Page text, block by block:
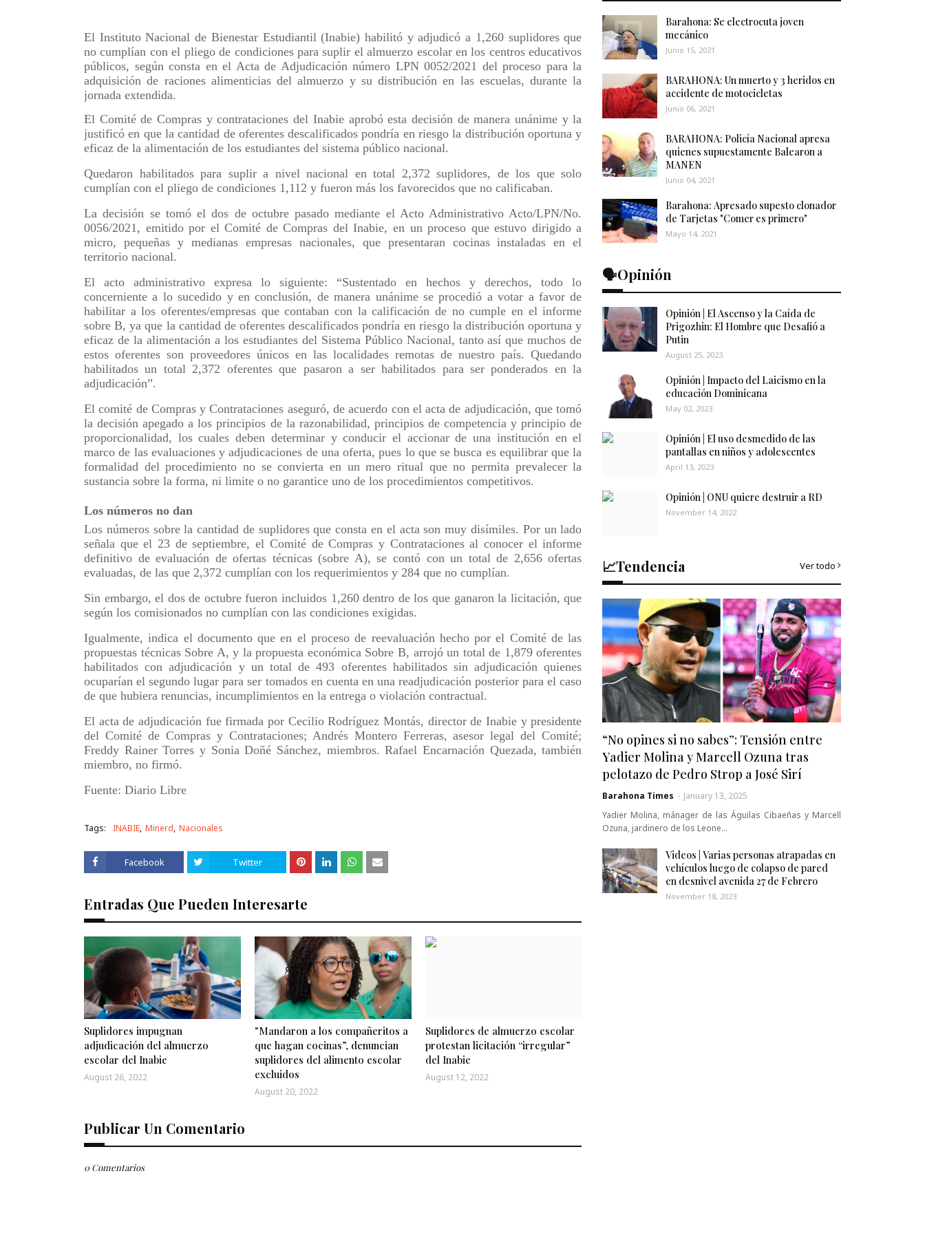
El Instituto Nacional de Bienestar Estudiantil (Inabie) habilitó y adjudicó a 1,260 suplidores que
no cumplían con el pliego de condiciones para suplir el almuerzo escolar en los centros educativos
públicos, según consta en el Acta de Adjudicación número LPN 0052/2021 del proceso para la
adquisición de raciones alimenticias del almuerzo y su distribución en las escuelas, durante la
jornada extendida.
El Comité de Compras y contrataciones del Inabie aprobó esta decisión de manera unánime y la
justificó en que la cantidad de oferentes descalificados pondría en riesgo la distribución oportuna y
eficaz de la alimentación de los estudiantes del sistema público nacional.
Quedaron habilitados para suplir a nivel nacional en total 2,372 suplidores, de los que solo
cumplían con el pliego de condiciones 1,112 y fueron más los favorecidos que no calificaban.
La decisión se tomó el dos de octubre pasado mediante el Acto Administrativo Acto/LPN/No.
0056/2021, emitido por el Comité de Compras del Inabie, en un proceso que estuvo dirigido a
micro, pequeñas y medianas empresas nacionales, que presentaran cocinas instaladas en el
territorio nacional.
El acto administrativo expresa lo siguiente: “Sustentado en hechos y derechos, todo lo
concerniente a lo sucedido y en conclusión, de manera unánime se procedió a votar a favor de
habilitar a los oferentes/empresas que contaban con la calificación de no cumple en el informe
sobre B, ya que la cantidad de oferentes descalificados pondría en riesgo la distribución oportuna y
eficaz de la alimentación a los estudiantes del Sistema Público Nacional, tanto así que muchos de
estos oferentes son proveedores únicos en las localidades remotas de nuestro país. Quedando
habilitados un total 2,372 oferentes que pasaron a ser habilitados para ser ponderados en la
adjudicación”.
El comité de Compras y Contrataciones aseguró, de acuerdo con el acta de adjudicación, que tomó
la decisión apegado a los principios de la razonabilidad, principios de competencia y principio de
proporcionalidad, los cuales deben determinar y conducir el accionar de una institución en el
marco de las evaluaciones y adjudicaciones de una oferta, pues lo que se busca es equilibrar que la
formalidad del procedimiento no se convierta en un mero ritual que no permita prevalecer la
sustancia sobre la forma, ni limite o no garantice uno de los procedimientos competitivos.
Los números no dan
Los números sobre la cantidad de suplidores que consta en el acta son muy disímiles. Por un lado
señala que el 23 de septiembre, el Comité de Compras y Contrataciones al conocer el informe
definitivo de evaluación de ofertas técnicas (sobre A), se contó con un total de 2,656 ofertas
evaluadas, de las que 2,372 cumplían con los requerimientos y 284 que no cumplían.
Sin embargo, el dos de octubre fueron incluidos 1,260 dentro de los que ganaron la licitación, que
según los comisionados no cumplían con las condiciones exigidas.
Igualmente, indica el documento que en el proceso de reevaluación hecho por el Comité de las
propuestas técnicas Sobre A, y la propuesta económica Sobre B, arrojó un total de 1,879 oferentes
habilitados con adjudicación y un total de 493 oferentes habilitados sin adjudicación quienes
ocuparían el segundo lugar para ser tomados en cuenta en una readjudicación posterior para el caso
de que hubiera renuncias, incumplimientos en la entrega o violación contractual.
El acta de adjudicación fue firmada por Cecilio Rodríguez Montás, director de Inabie y presidente
del Comité de Compras y Contrataciones; Andrés Montero Ferreras, asesor legal del Comité;
Freddy Rainer Torres y Sonia Doñé Sánchez, miembros. Rafael Encarnación Quezada, también
miembro, no firmó.
Fuente: Diario Libre
Tags: INABIE Minerd Nacionales
Facebook Twitter
Entradas Que Pueden Interesarte
Suplidores impugnan
adjudicación del almuerzo
escolar del Inabie
August 26, 2022
"Mandaron a los compañeritos a
que hagan cocinas”, denuncian
suplidores del alimento escolar
excluidos
August 20, 2022
Suplidores de almuerzo escolar
protestan licitación “irregular”
del Inabie
August 12, 2022
Publicar Un Comentario
0 Comentarios
Barahona: Se electrocuta joven
mecánico
Junio 15, 2021
BARAHONA: Un muerto y 3 heridos en
accidente de motocicletas
Junio 06, 2021
BARAHONA: Policía Nacional apresa
quienes supuestamente Balearon a
MANEN
Junio 04, 2021
Barahona: Apresado supesto clonador
de Tarjetas "Comer es primero"
Mayo 14, 2021
🗣️Opinión
Opinión | El Ascenso y la Caída de
Prigozhin: El Hombre que Desafió a
Putin
August 25, 2023
Opinión | Impacto del Laicismo en la
educación Dominicana
May 02, 2023
Opinión | El uso desmedido de las
pantallas en niños y adolescentes
April 13, 2023
Opinión | ONU quiere destruir a RD
November 14, 2022
📈Tendencia Ver todo
“No opines si no sabes”: Tensión entre
Yadier Molina y Marcell Ozuna tras
pelotazo de Pedro Strop a José Sirí
Barahona Times - January 13, 2025
Yadier Molina, mánager de las Águilas Cibaeñas y Marcell
Ozuna, jardinero de los Leone…
Videos | Varias personas atrapadas en
vehículos luego de colapso de pared
en desnivel avenida 27 de Febrero
November 18, 2023